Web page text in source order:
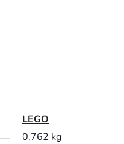
LEGO
0.762 kg